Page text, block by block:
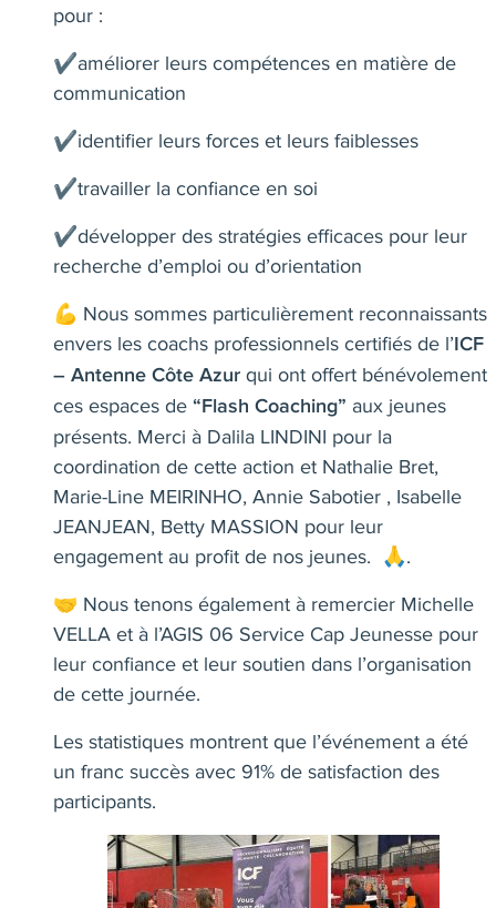
pour :
✔️améliorer leurs compétences en matière de
communication
✔️identifier leurs forces et leurs faiblesses
✔️travailler la confiance en soi
✔️développer des stratégies efficaces pour leur
recherche d’emploi ou d’orientation
💪 Nous sommes particulièrement reconnaissants
envers les coachs professionnels certifiés de l’ ICF
– Antenne Côte Azur qui ont offert bénévolement
ces espaces de “Flash Coaching” aux jeunes
présents. Merci à Dalila LINDINI pour la
coordination de cette action et Nathalie Bret,
Marie-Line MEIRINHO, Annie Sabotier , Isabelle
JEANJEAN, Betty MASSION pour leur
engagement au profit de nos jeunes. 🙏.
🤝 Nous tenons également à remercier Michelle
VELLA et à l’AGIS 06 Service Cap Jeunesse pour
leur confiance et leur soutien dans l’organisation
de cette journée.
Les statistiques montrent que l’événement a été
un franc succès avec 91% de satisfaction des
participants.